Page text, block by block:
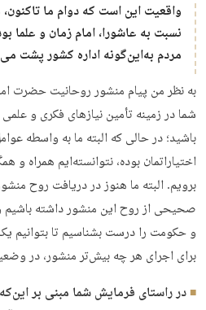
واقعیت این است که دوام ما
نسبت به عاشورا، امام زمان و علما
مردم به‌این‌گونه اداره کشور پشت
به نظر من پیام منشور روحانیت حضرت
شما در زمینه تأمین نیازهای فکری و
باشید؛ در حالی که البته ما به واسطه
اختیارات­مان بوده، نتوانسته‌­ایم همراه و
برویم. البته ما هنوز در دریافت روح
صحیحی از روح این منشور داشته باشیم
و حکومت را درست بشناسیم تا بتوانیم
برای اجرای هر چه بیش‌تر منشور، در
در راستای فرمایش شما مبنی بر